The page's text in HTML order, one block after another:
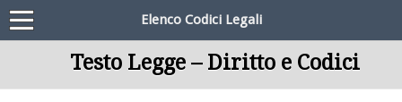
Elenco Codici Legali
Testo Legge – Diritto e Codici